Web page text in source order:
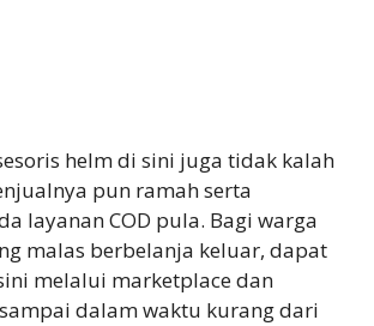
helm di sini juga tidak kalah
pun ramah serta
layanan COD pula. Bagi warga
malas berbelanja keluar, dapat
melalui marketplace dan
dalam waktu kurang dari